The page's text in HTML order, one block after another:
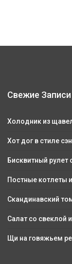
Свежие Записи
Холодник из
Хот дог в стиле
Бисквитный
Постные котлеты
Скандинавский
Салат со свеклой
Щи на говяжьем